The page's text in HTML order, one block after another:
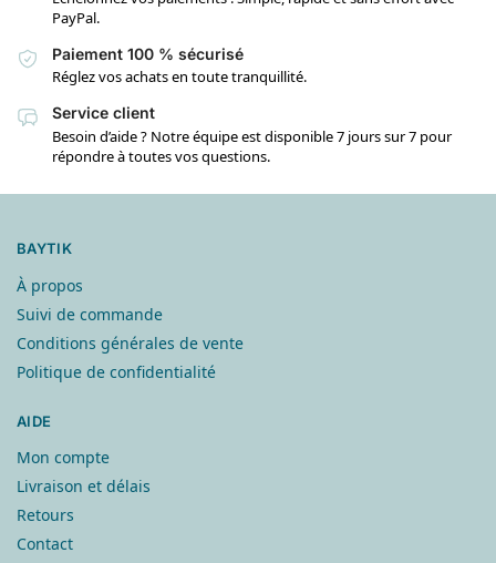
PayPal.
Paiement 100 % sécurisé
Réglez vos achats en toute tranquillité.
Service client
Besoin d’aide ? Notre équipe est disponible 7 jours sur 7 pour
répondre à toutes vos questions.
BAYTIK
À propos
Suivi de commande
Conditions générales de vente
Politique de confidentialité
AIDE
Mon compte
Livraison et délais
Retours
Contact